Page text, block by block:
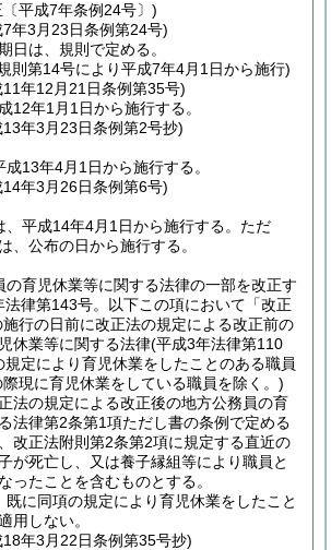
平成7年条例24号〕)
7年3月23日条例第24号)
日は、規則で定める。
則第14号により平成7年4月1日から施行)
11年12月21日条例第35号)
12年1月1日から施行する。
13年3月23日条例第2号抄)
成13年4月1日から施行する。
14年3月26日条例第6号)
、平成14年4月1日から施行する。 ただ
、公布の日から施行する。
の育児休業等に関する法律の一部を改正す
法律第143号。以下この項において「改正
施行の日前に改正法の規定による改正前の
休業等に関する法律(平成3年法律第110
定により育児休業をしたことのある職員
現に育児休業をしている職員を除く。)
法の規定による改正後の地方公務員の育
法律第2条第1項ただし書の条例で定める
改正法附則第2条第2項に規定する直近の
が死亡し、又は養子縁組等により職員と
ったことを含むものとする。
既に同項の規定により育児休業をしたこと
用しない。
18年3月22日条例第35号抄)